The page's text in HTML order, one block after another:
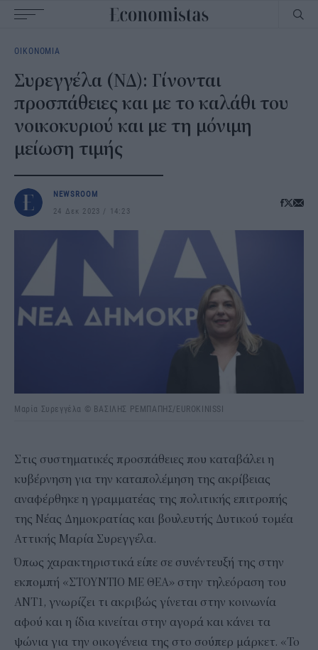
navigation
ΟΙΚΟΝΟΜΙΑ
Συρεγγέλα (ΝΔ): Γίνονται
προσπάθειες και με το καλάθι του
νοικοκυριού και με τη μόνιμη
μείωση τιμής
NEWSROOM
24 Δεκ 2023
14:23
Μαρία Συρεγγέλα © ΒΑΣΙΛΗΣ ΡΕΜΠΑΠΗΣ/EUROKINISSI
Στις συστηματικές προσπάθειες που καταβάλει η
κυβέρνηση για την καταπολέμηση της ακρίβειας
αναφέρθηκε η γραμματέας της πολιτικής επιτροπής
της Νέας Δημοκρατίας και βουλευτής Δυτικού τομέα
Αττικής Μαρία Συρεγγέλα.
Όπως χαρακτηριστικά είπε σε συνέντευξή της στην
εκπομπή «ΣΤΟΥΝΤΙΟ ΜΕ ΘΕΑ» στην τηλεόραση του
ΑΝΤ1, γνωρίζει τι ακριβώς γίνεται στην κοινωνία
αφού και η ίδια κινείται στην αγορά και κάνει τα
ψώνια για την οικογένεια της στο σούπερ μάρκετ. «Το